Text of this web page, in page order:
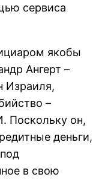
сервиса
якобы
Ангерт –
Израиля,
–
Поскольку он,
деньги,
в свою